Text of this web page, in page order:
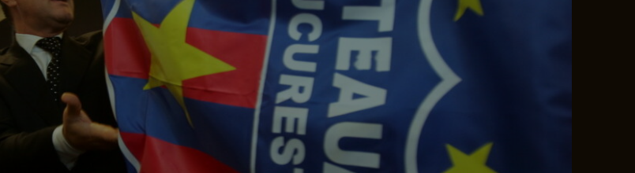
Program TV